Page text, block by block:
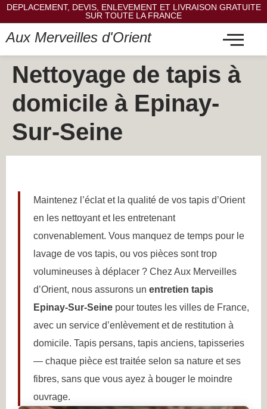
DEPLACEMENT, DEVIS, ENLEVEMENT ET LIVRAISON GRATUITE
SUR TOUTE LA FRANCE
Aux Merveilles d'Orient
Nettoyage de tapis à
domicile à Epinay-
Sur-Seine
Maintenez l’éclat et la qualité de vos tapis d’Orient
en les nettoyant et les entretenant
convenablement. Vous manquez de temps pour le
lavage de vos tapis, ou vos pièces sont trop
volumineuses à déplacer ? Chez Aux Merveilles
d’Orient, nous assurons un entretien tapis
Epinay-Sur-Seine pour toutes les villes de France,
avec un service d’enlèvement et de restitution à
domicile. Tapis persans, tapis anciens, tapisseries
— chaque pièce est traitée selon sa nature et ses
fibres, sans que vous ayez à bouger le moindre
ouvrage.